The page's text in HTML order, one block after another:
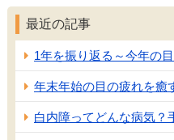
最近の記事
1年を振り返る～今年の
年末年始の目の疲れを癒
白内障ってどんな病気？